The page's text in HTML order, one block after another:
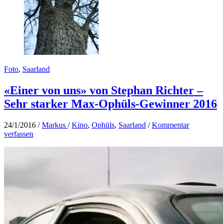
Foto, Saarland
«Einer von uns» von Stephan Richter –
Sehr starker Max-Ophüls-Gewinner 2016
24/1/2016 /Markus /Kino, Ophüls, Saarland /Kommentar
verfassen